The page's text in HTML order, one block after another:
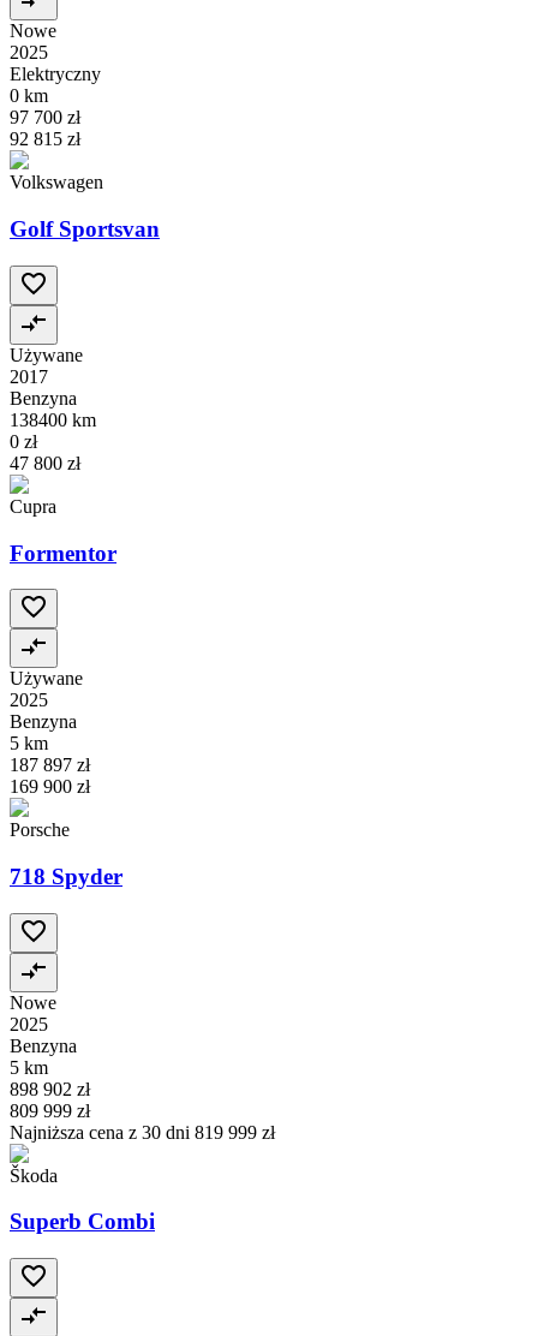
Nowe
2025
Elektryczny
0 km
97 700 zł
92 815 zł
Volkswagen
Golf Sportsvan
Używane
2017
Benzyna
138400 km
0 zł
47 800 zł
Cupra
Formentor
Używane
2025
Benzyna
5 km
187 897 zł
169 900 zł
Porsche
718 Spyder
Nowe
2025
Benzyna
5 km
898 902 zł
809 999 zł
Najniższa cena z 30 dni 819 999 zł
Škoda
Superb Combi